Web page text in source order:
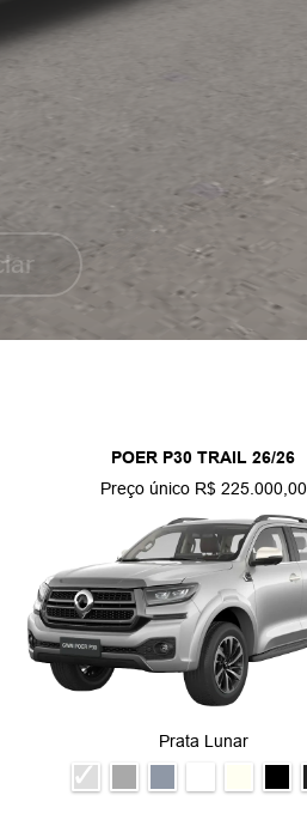
POER P30 TRAIL 26/26
Preço único R$ 225.000,00
Prata Lunar